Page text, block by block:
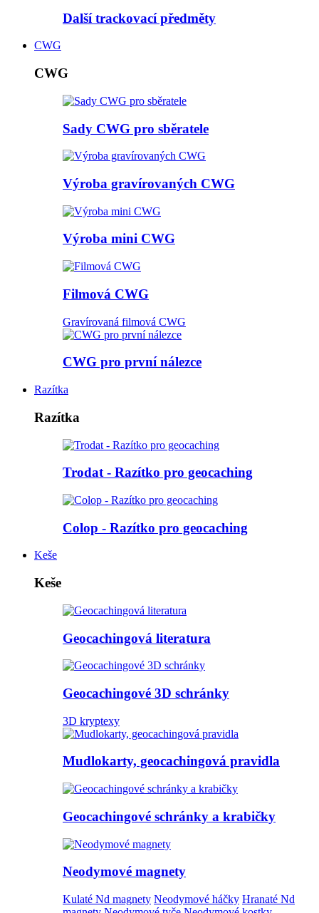
Další trackovací předměty
CWG
CWG
Sady CWG pro sběratele
Výroba gravírovaných CWG
Výroba mini CWG
Filmová CWG
Gravírovaná filmová CWG
CWG pro první nálezce
Razítka
Razítka
Trodat - Razítko pro geocaching
Colop - Razítko pro geocaching
Keše
Keše
Geocachingová literatura
Geocachingové 3D schránky
3D kryptexy
Mudlokarty, geocachingová pravidla
Geocachingové schránky a krabičky
Neodymové magnety
Kulaté Nd magnety Neodymové háčky Hranaté Nd